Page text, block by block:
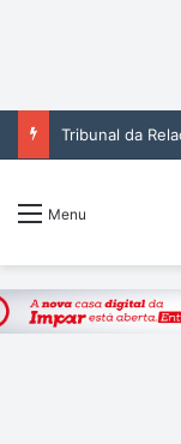
Menu